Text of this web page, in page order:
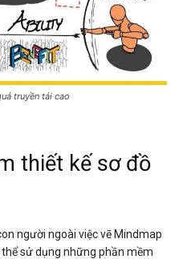
truyền tải cao
thiết kế sơ đồ
người ngoài việc vẽ Mindmap
sử dụng những phần mềm